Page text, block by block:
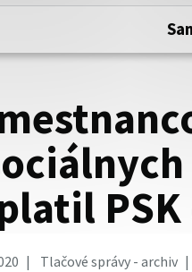
Tlačové správy - archiv